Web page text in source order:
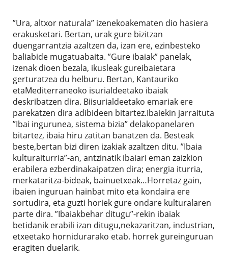
”Ura, altxor naturala” izenekoakematen dio hasiera
erakusketari. Bertan, urak gure bizitzan
duengarrantzia azaltzen da, izan ere, ezinbesteko
baliabide mugatuabaita. ”Gure ibaiak” panelak,
izenak dioen bezala, ikusleak gureibaietara
gerturatzea du helburu. Bertan, Kantauriko
etaMediterraneoko isurialdeetako ibaiak
deskribatzen dira. Biisurialdeetako emariak ere
parekatzen dira adibideen bitartez.Ibaiekin jarraituta
”Ibai ingurunea, sistema bizia” delakopanelaren
bitartez, ibaia hiru zatitan banatzen da. Besteak
beste,bertan bizi diren izakiak azaltzen ditu. ”Ibaia
kulturaiturria”-an, antzinatik ibaiari eman zaizkion
erabilera ezberdinakaipatzen dira; energia iturria,
merkataritza-bideak, bainuetxeak…Horretaz gain,
ibaien inguruan hainbat mito eta kondaira ere
sortudira, eta guzti horiek gure ondare kulturalaren
parte dira. ”Ibaiakbehar ditugu”-rekin ibaiak
betidanik erabili izan ditugu,nekazaritzan, industrian,
etxeetako hornidurarako etab. horrek gureinguruan
eragiten duelarik.